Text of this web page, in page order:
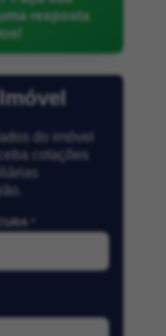
resposta
do imóvel
cotações
*